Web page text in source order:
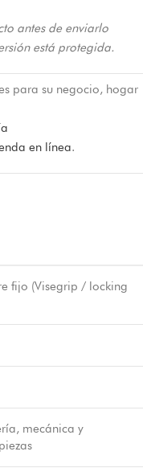
antes de enviarlo
está protegida.
para su negocio, hogar
en línea.
fijo (Visegrip / locking
mecánica y